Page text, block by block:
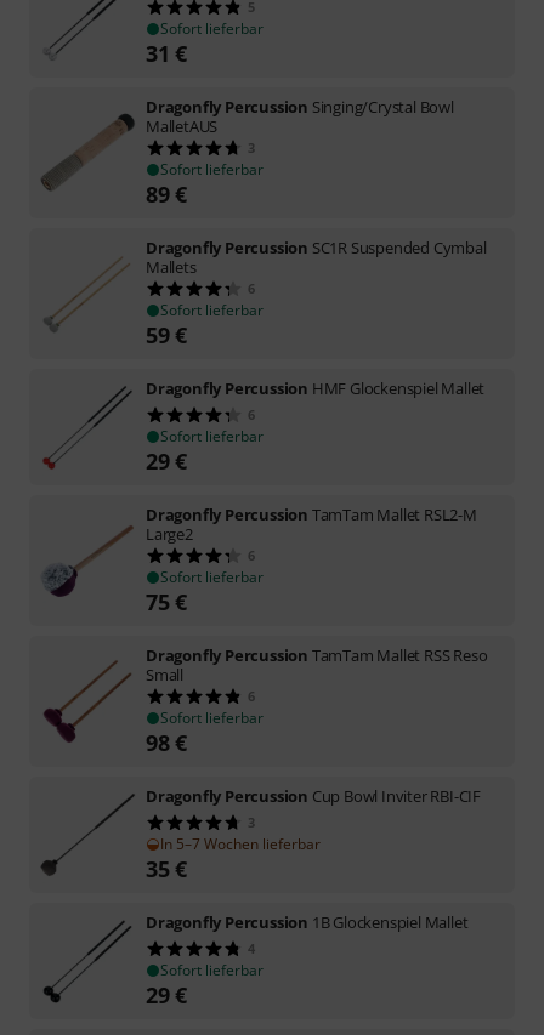
5
Sofort lieferbar
31 €
Dragonfly Percussion Singing/Crystal Bowl
MalletAUS
3
Sofort lieferbar
89€
Dragonfly Percussion SC1R Suspended Cymbal
Mallets
6
Sofort lieferbar
59€
Dragonfly Percussion HMF Glockenspiel Mallet
6
Sofort lieferbar
29€
Dragonfly Percussion TamTam Mallet RSL2-M
Large2
6
Sofort lieferbar
75€
Dragonfly Percussion TamTam Mallet RSS Reso
Small
6
Sofort lieferbar
98€
Dragonfly Percussion Cup Bowl Inviter RBI-CIF
3
In 5–7 Wochen lieferbar
35€
Dragonfly Percussion 1B Glockenspiel Mallet
4
Sofort lieferbar
29€